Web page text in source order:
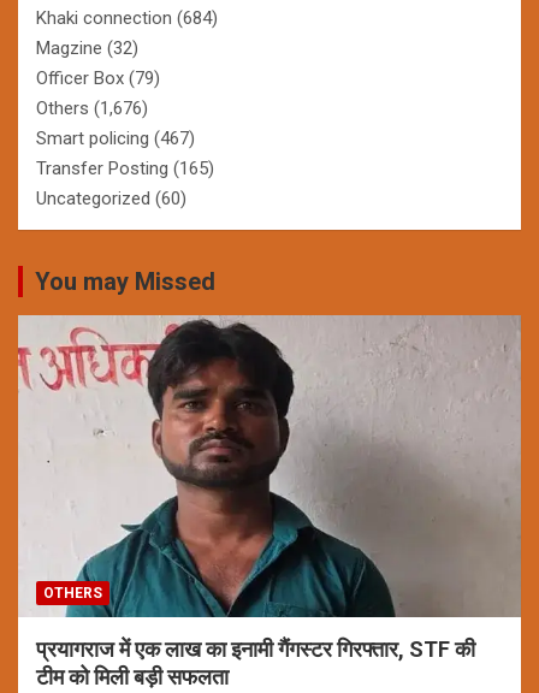
Khaki connection (684)
Magzine (32)
Officer Box (79)
Others (1,676)
Smart policing (467)
Transfer Posting (165)
Uncategorized (60)
You may Missed
OTHERS
प्रयागराज में एक लाख का इनामी गैंगस्टर गिरफ्तार, STF की
टीम को मिली बड़ी सफलता